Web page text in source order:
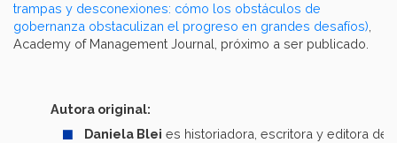
trampas y desconexiones: cómo los obstáculos de
gobernanza obstaculizan el progreso en grandes desafíos)
Academy of Management Journal, próximo a ser publicado.
Autora original:
Daniela Blei es historiadora, escritora y editora de